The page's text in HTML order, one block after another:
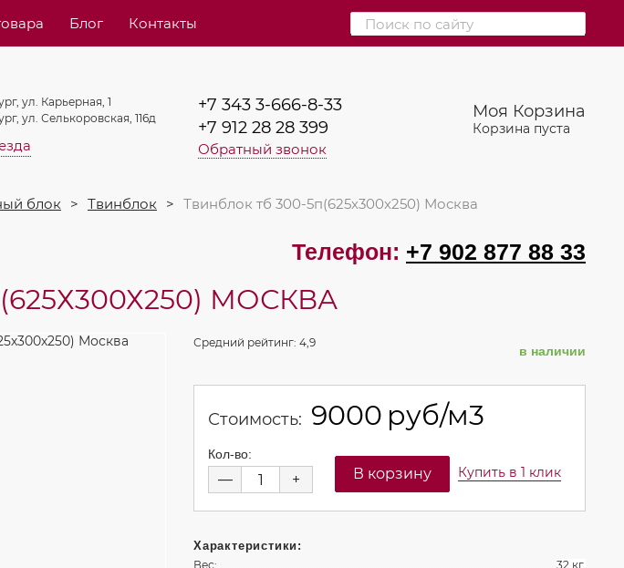
Блог Контакты
ул. Карьерная, 1
ул. Селькоровская, 116д
+7 343 3-666-8-33
+7 912 28 28 399
Обратный звонок
Моя Корзина
Корзина пуста
блок Твинблок Твинблок тб 300-5п(625х300х250) Москва
Телефон: +7 902 877 88 33
МОСКВА
Средний рейтинг: 4,9
в наличии
Стоимость: 9000 руб/м3
Кол-во:
— + Купить в 1 клик
Характеристики:
Вес:
32 кг.